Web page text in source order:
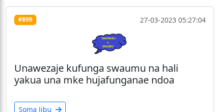
#899 27-03-2023 05:27:04
Unawezaje kufunga swaumu na hali
yakua una mke hujafunganae ndoa
Soma Jibu